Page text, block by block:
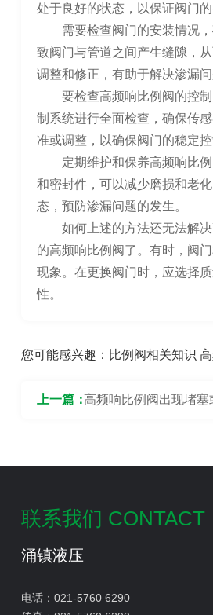
处于良好的状态，以保证阀门的
需要检查阀门的安装情况，
致阀门与管道之间产生缝隙，
调整和修正，有助于解决渗漏问
要检查高频响比例阀的控制
制系统进行全面检查，确保传
准或调整，以确保阀门的稳定控
定期维护和保养高频响比例
和密封件，可以减少磨损和老
态，预防渗漏问题的发生。
如何上述的方法还无法解决
的高频响比例阀了。有时，阀
现象。在更换阀门时，应选择
性。
您可能感兴趣： 比例阀相关知识
上一篇：高频响比例阀出现堵塞
联系我们 CONTACT
涌镇液压
电话： 021-5760 6290